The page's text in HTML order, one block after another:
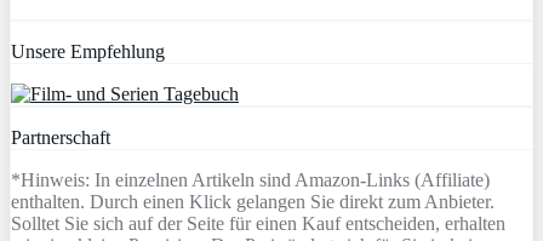
Unsere Empfehlung
Partnerschaft
*Hinweis: In einzelnen Artikeln sind Amazon-Links (Affiliate)
enthalten. Durch einen Klick gelangen Sie direkt zum Anbieter.
Solltet Sie sich auf der Seite für einen Kauf entscheiden, erhalten